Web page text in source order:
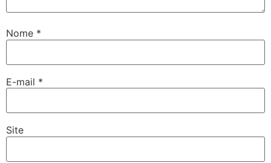
Nome *
E-mail *
Site